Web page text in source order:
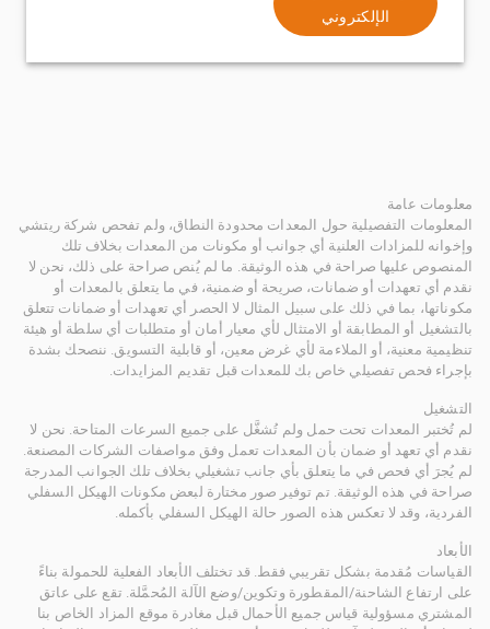
الإلكتروني
معلومات عامة
المعلومات التفصيلية حول المعدات محدودة النطاق، ولم تفحص شركة ريتشي
وإخوانه للمزادات العلنية أي جوانب أو مكونات من المعدات بخلاف تلك
المنصوص عليها صراحة في هذه الوثيقة. ما لم يُنص صراحة على ذلك، نحن لا
نقدم أي تعهدات أو ضمانات، صريحة أو ضمنية، في ما يتعلق بالمعدات أو
مكوناتها، بما في ذلك على سبيل المثال لا الحصر أي تعهدات أو ضمانات تتعلق
بالتشغيل أو المطابقة أو الامتثال لأي معيار أمان أو متطلبات أي سلطة أو هيئة
تنظيمية معنية، أو الملاءمة لأي غرض معين، أو قابلية التسويق. ننصحك بشدة
بإجراء فحص تفصيلي خاص بك للمعدات قبل تقديم المزايدات.
التشغيل
لم تُختبر المعدات تحت حمل ولم تُشغَّل على جميع السرعات المتاحة. نحن لا
نقدم أي تعهد أو ضمان بأن المعدات تعمل وفق مواصفات الشركات المصنعة.
لم يُجرَ أي فحص في ما يتعلق بأي جانب تشغيلي بخلاف تلك الجوانب المدرجة
صراحة في هذه الوثيقة. تم توفير صور مختارة لبعض مكونات الهيكل السفلي
الفردية، وقد لا تعكس هذه الصور حالة الهيكل السفلي بأكمله.
الأبعاد
القياسات مُقدمة بشكل تقريبي فقط. قد تختلف الأبعاد الفعلية للحمولة بناءً
على ارتفاع الشاحنة/المقطورة وتكوين/وضع الآلة المُحمَّلة. تقع على عاتق
المشتري مسؤولية قياس جميع الأحمال قبل مغادرة موقع المزاد الخاص بنا